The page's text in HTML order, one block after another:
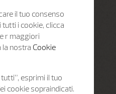
il tuo consenso
tutti i cookie, clicca
r maggiori
la nostra Cookie
esprimi il tuo
cookie sopraindicati.